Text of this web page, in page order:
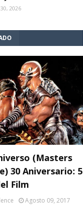
2026
(Masters
30 Aniversario: 5
Film
Agosto 09, 2017